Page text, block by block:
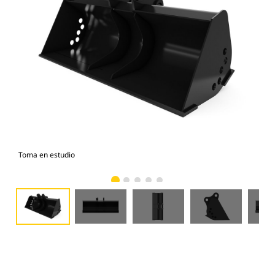
Toma en estudio